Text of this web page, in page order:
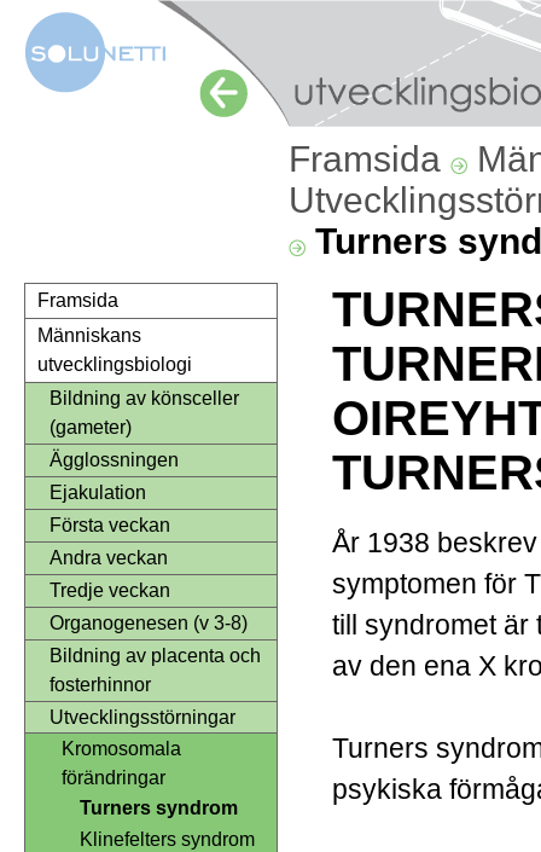
Framsida
Turners
Framsida
Människans
utvecklingsbiologi
Bildning av könsceller
(gameter)
Ägglossningen
Ejakulation
Första veckan
Andra veckan
Tredje veckan
Organogenesen (v 3-8)
Bildning av placenta och
fosterhinnor
Utvecklingsstörningar
Kromosomala
förändringar
Turners syndrom
Klinefelters syndrom
År 1938
symptomen för
till syndromet är
av den ena X
Turners
psykiska